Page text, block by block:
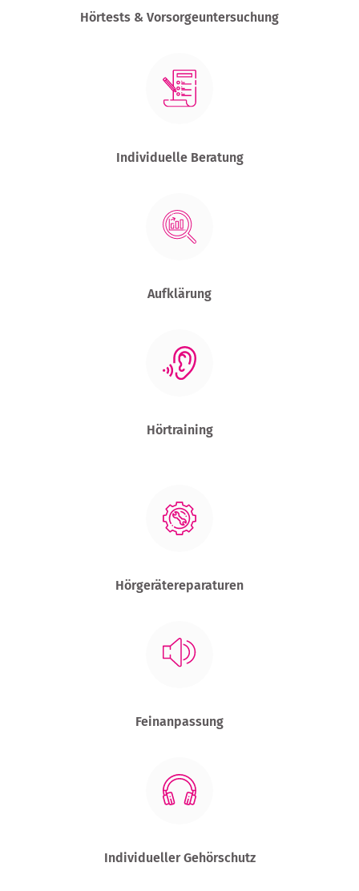
Hörtests & Vorsorgeuntersuchung
Individuelle Beratung
Aufklärung
Hörtraining
Hörgerätereparaturen
Feinanpassung
Individueller Gehörschutz